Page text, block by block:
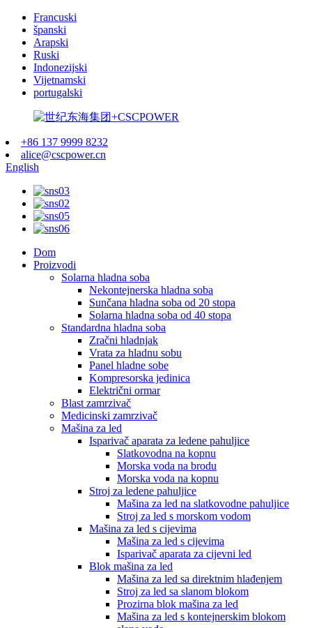
Francuski
španski
Arapski
Ruski
Indonezijski
Vijetnamski
portugalski
+86 137 9999 8232
alice@cscpower.cn
English
Dom
Proizvodi
Solarna hladna soba
Nekontejnerska hladna soba
Sunčana hladna soba od 20 stopa
Solarna hladna soba od 40 stopa
Standardna hladna soba
Zračni hladnjak
Vrata za hladnu sobu
Panel hladne sobe
Kompresorska jedinica
Električni ormar
Blast zamrzivač
Medicinski zamrzivač
Mašina za led
Isparivač aparata za ledene pahuljice
Slatkovodna na kopnu
Morska voda na brodu
Morska voda na kopnu
Stroj za ledene pahuljice
Mašina za led na slatkovodne pahuljice
Stroj za led s morskom vodom
Mašina za led s cijevima
Mašina za led s cijevima
Isparivač aparata za cijevni led
Blok mašina za led
Mašina za led sa direktnim hlađenjem
Stroj za led sa slanom blokom
Prozirna blok mašina za led
Mašina za led s kontejnerskim blokom